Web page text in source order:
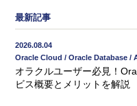
最新記事
2026.08.04
Oracle Cloud / Oracle Database /
オラクルユーザー必見！
ビス概要とメリットを解説